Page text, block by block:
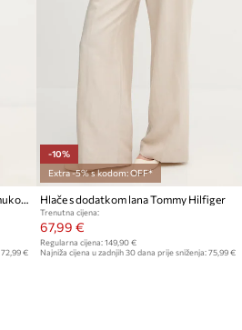
Tommy Hilfiger hlače za žene s pamukom
72,99 €
-10%
Extra -5% s kodom: OFF*
Hlače s dodatkom lana Tommy Hilfiger
Trenutna cijena:
67,99 €
Regularna cijena: 149,90 €
Najniža cijena u zadnjih 30 dana prije sniženja: 75,99 €